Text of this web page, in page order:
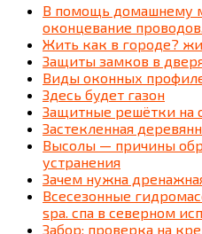
В помощь домашнему
оконцевание проводов.
Жить как в городе?
Защиты замков в
Виды оконных
Здесь будет газон
Защитные решётки на
Застекленная
Высолы — причины
устранения
Зачем нужна
Всесезонные
spa. спа в северном
Забор: проверка на